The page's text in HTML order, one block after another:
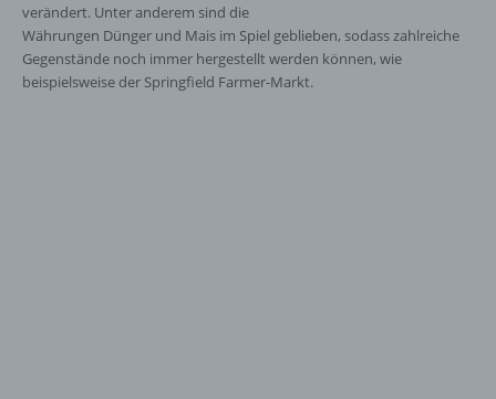
verändert. Unter anderem sind die
Währungen Dünger und Mais im Spiel geblieben, sodass zahlreiche
Gegenstände noch immer hergestellt werden können, wie
beispielsweise der Springfield Farmer-Markt.